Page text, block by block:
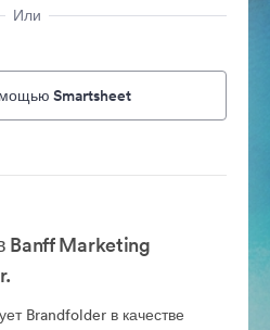
Или
Smartsheet
Banff Marketing
Brandfolder в качестве